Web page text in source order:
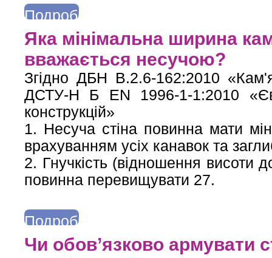
Подробнее
Яка мінімальна ширина
вважається несучою?
Згідно ДБН В.2.6-162:2010
ДСТУ-Н Б EN 1996-1-1:2010
конструкцій»
1. Несуча стіна повинна мати
врахуванням усіх канавок та
2. Гнучкість (відношення висоти
повинна перевищувати 27.
Подробнее
Чи обов’язково армувати